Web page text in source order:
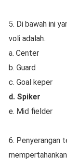
5. Di bawah ini
voli adalah..
a. Center
b. Guard
c. Goal keper
d. Spiker
e. Mid fielder
6. Penyerangan